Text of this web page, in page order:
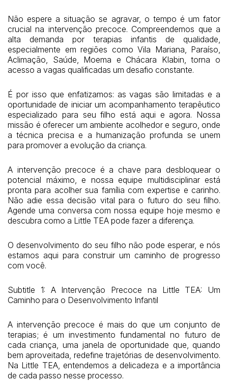
Não espere a situação se agravar, o tempo é um fator
crucial na intervenção precoce. Compreendemos que a
alta demanda por terapias infantis de qualidade,
especialmente em regiões como Vila Mariana, Paraíso,
Aclimação, Saúde, Moema e Chácara Klabin, torna o
acesso a vagas qualificadas um desafio constante.
É por isso que enfatizamos: as vagas são limitadas e a
oportunidade de iniciar um acompanhamento terapêutico
especializado para seu filho está aqui e agora. Nossa
missão é oferecer um ambiente acolhedor e seguro, onde
a técnica precisa e a humanização profunda se unem
para promover a evolução da criança.
A intervenção precoce é a chave para desbloquear o
potencial máximo, e nossa equipe multidisciplinar está
pronta para acolher sua família com expertise e carinho.
Não adie essa decisão vital para o futuro do seu filho.
Agende uma conversa com nossa equipe hoje mesmo e
descubra como a Little TEA pode fazer a diferença.
O desenvolvimento do seu filho não pode esperar, e nós
estamos aqui para construir um caminho de progresso
com você.
Subtitle 1: A Intervenção Precoce na Little TEA: Um
Caminho para o Desenvolvimento Infantil
A intervenção precoce é mais do que um conjunto de
terapias; é um investimento fundamental no futuro de
cada criança, uma janela de oportunidade que, quando
bem aproveitada, redefine trajetórias de desenvolvimento.
Na Little TEA, entendemos a delicadeza e a importância
de cada passo nesse processo.